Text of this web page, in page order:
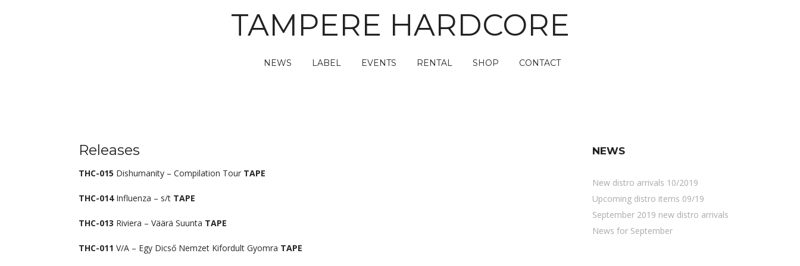
TAMPERE HARDCORE
NEWS LABEL EVENTS RENTAL SHOP CONTACT
Releases
THC-015 Dishumanity – Compilation Tour TAPE
THC-014Influenza – s/t TAPE
THC-013 Riviera – Väärä Suunta TAPE
THC-011 V/A – Egy Dicső Nemzet Kifordult Gyomra TAPE
NEWS
New distro arrivals 10/2019
Upcoming distro items 09/19
September 2019 new distro arrivals
News for September